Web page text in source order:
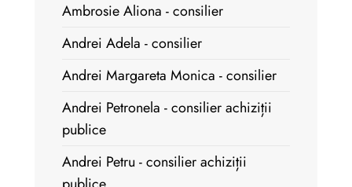
Ambrosie Aliona - consilier
Andrei Adela - consilier
Andrei Margareta Monica - consilier
Andrei Petronela - consilier achiziții
publice
Andrei Petru - consilier achiziții